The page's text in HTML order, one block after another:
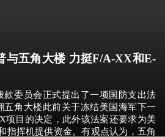
与五角大楼 力挺F/A-XX和E-
款委员会正式提出了一项国防支出法
五角大楼此前关于冻结美国海军下一
项目的决定，此外该法案还要求为美
指挥机提供资金。有观点认为，五角